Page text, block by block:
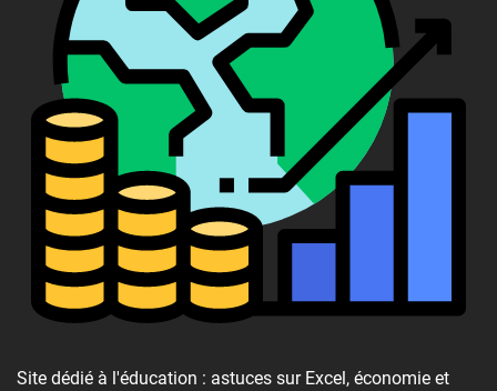
Site dédié à l'éducation : astuces sur Excel, économie et